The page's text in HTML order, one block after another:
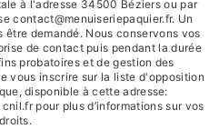
à l'adresse 34500 Béziers ou par
contact@menuiseriepaquier.fr. Un
demandé. Nous conservons vos
de contact puis pendant la durée
probatoires et de gestion des
vous inscrire sur la liste d'opposition
disponible à cette adresse:
pour plus d’informations sur vos
droits.